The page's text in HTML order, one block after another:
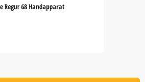
Regur 68 Handapparat